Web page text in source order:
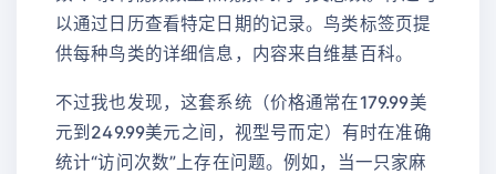
以通过日历查看特定日期的记录。鸟类标签页提
供每种鸟类的详细信息，内容来自维基百科。
不过我也发现，这套系统（价格通常在179.99美
元到249.99美元之间，视型号而定）有时在准确
统计“访问次数”上存在问题。例如，当一只家麻